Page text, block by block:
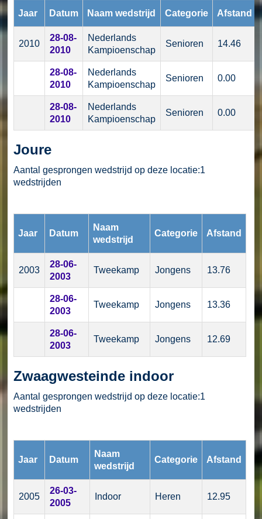
Jaar Datum Naam wedstrijd Categorie Afstand
2010
28-08-
2010
Nederlands
Kampioenschap
Senioren 14.46
28-08-
2010
Nederlands
Kampioenschap
Senioren 0.00
28-08-
2010
Nederlands
Kampioenschap
Senioren 0.00
Joure
Aantal gesprongen wedstrijd op deze locatie:1
wedstrijden
Jaar Datum
Naam
wedstrijd
Categorie Afstand
2003
28-06-
2003
Tweekamp Jongens 13.76
28-06-
2003
Tweekamp Jongens 13.36
28-06-
2003
Tweekamp Jongens 12.69
Zwaagwesteinde indoor
Aantal gesprongen wedstrijd op deze locatie:1
wedstrijden
Jaar Datum
Naam
wedstrijd
Categorie Afstand
2005
26-03-
2005
Indoor Heren 12.95